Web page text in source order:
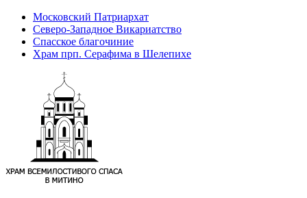
Московский Патриархат
Северо-Западное Викариатство
Спасское благочиние
Храм прп. Серафима в Шелепихе